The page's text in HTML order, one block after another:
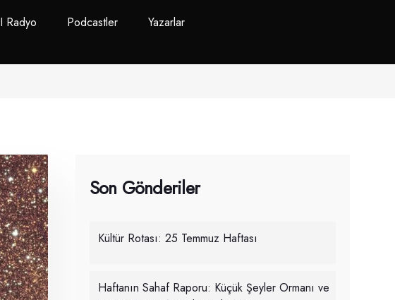
Radyo Podcastler Yazarlar
Son Gönderiler
Kültür Rotası: 25 Temmuz Haftası
Haftanın Sahaf Raporu: Küçük Şeyler Ormanı ve